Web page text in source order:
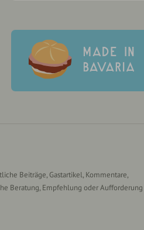
Beiträge, Gastartikel, Kommentare,
Beratung, Empfehlung oder Aufforderung